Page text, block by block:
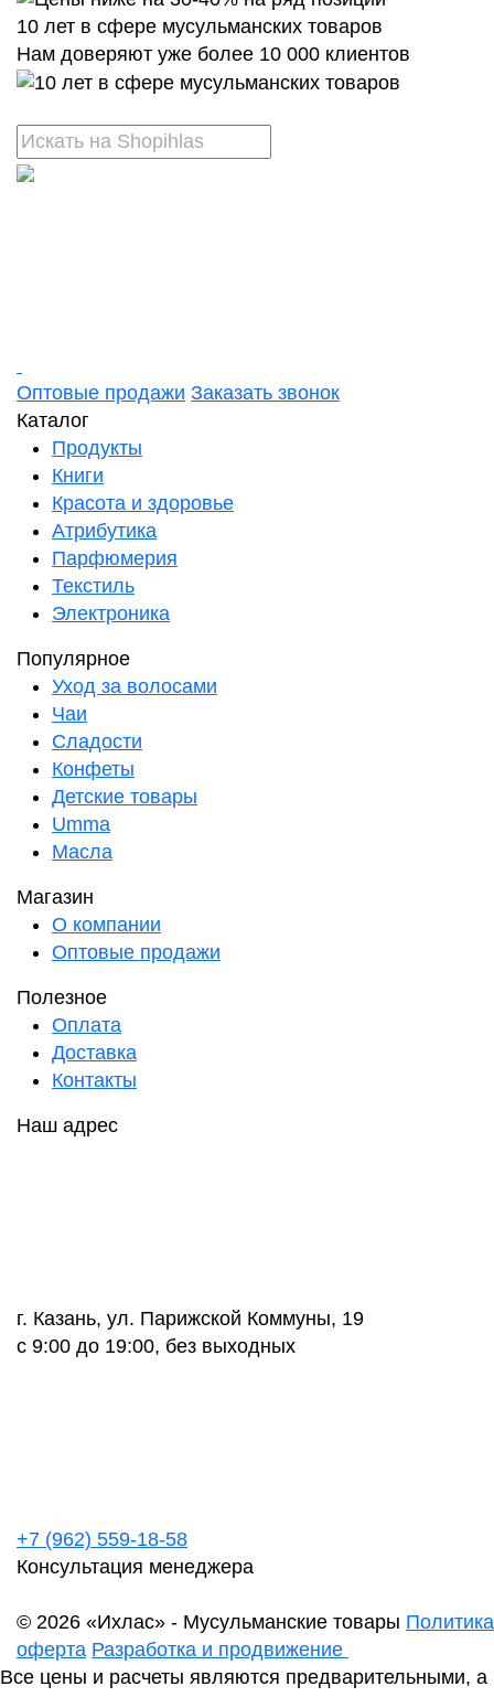
10 лет в сфере мусульманских товаров
Нам доверяют уже более 10 000 клиентов
Оптовые продажи Заказать звонок
Каталог
Продукты
Книги
Красота и здоровье
Атрибутика
Парфюмерия
Текстиль
Электроника
Популярное
Уход за волосами
Чаи
Сладости
Конфеты
Детские товары
Umma
Масла
Магазин
О компании
Оптовые продажи
Полезное
Оплата
Доставка
Контакты
Наш адрес
г. Казань, ул. Парижской Коммуны, 19
с 9:00 до 19:00, без выходных
+7 (962) 559-18-58
Консультация менеджера
© 2026 «Ихлас» - Мусульманские товары
оферта Разработка и продвижение
Все цены и расчеты являются предварительными, а